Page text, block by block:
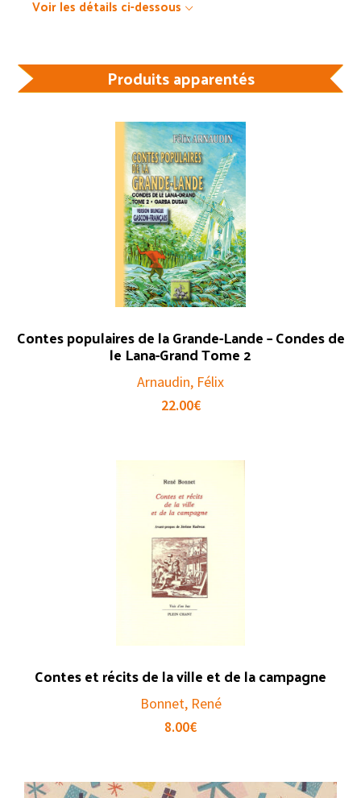
Voir les détails ci-dessous
Produits apparentés
Contes populaires de la Grande-Lande – Condes de
le Lana-Grand Tome 2
Arnaudin, Félix
22.00€
Contes et récits de la ville et de la campagne
Bonnet, René
8.00€